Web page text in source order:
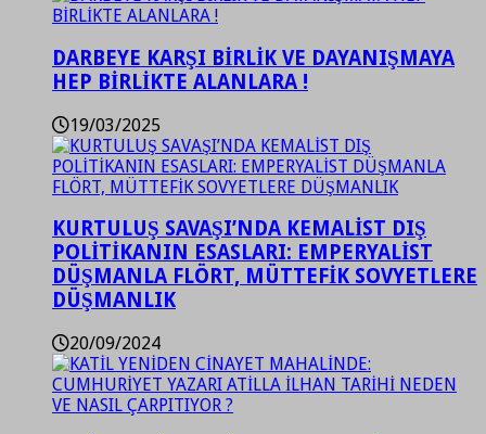
DARBEYE KARŞI BİRLİK VE DAYANIŞMAYA
HEP BİRLİKTE ALANLARA !
19/03/2025
KURTULUŞ SAVAŞI’NDA KEMALİST DIŞ
POLİTİKANIN ESASLARI: EMPERYALİST
DÜŞMANLA FLÖRT, MÜTTEFİK SOVYETLERE
DÜŞMANLIK
20/09/2024